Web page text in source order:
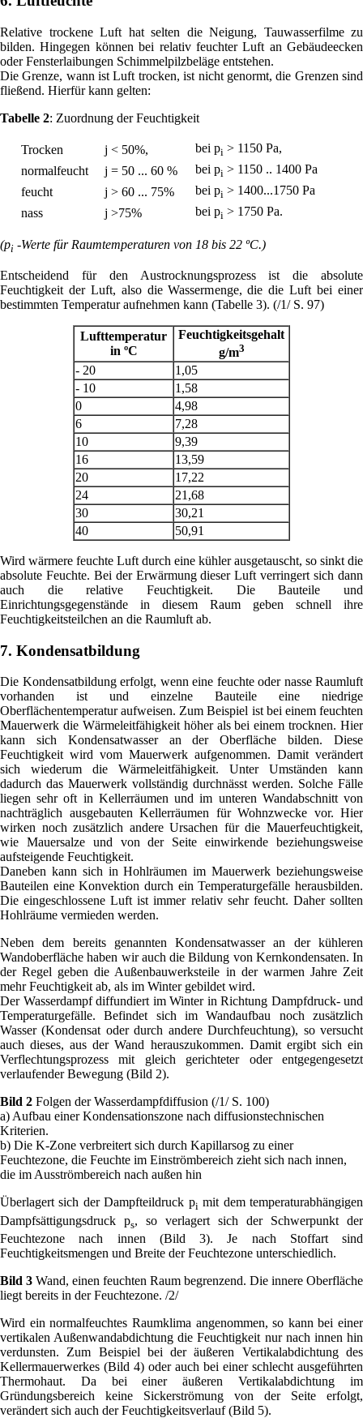
Relative trockene Luft hat selten die Neigung, Tauwasserfilme zu
bilden. Hingegen können bei relativ feuchter Luft an Gebäudeecken
oder Fensterlaibungen Schimmelpilzbeläge entstehen.
Die Grenze, wann ist Luft trocken, ist nicht genormt, die Grenzen sind
fließend. Hierfür kann gelten:
Tabelle 2: Zuordnung der Feuchtigkeit
Trocken j < 50%, bei pi > 1150 Pa,
normalfeucht
j = 50 ... 60 % bei pi > 1150 .. 1400 Pa
feucht
j > 60 ... 75% bei pi > 1400...1750 Pa
nass
j >75% bei pi > 1750 Pa.
(pi -Werte für Raumtemperaturen von 18 bis 22 ºC.)
Entscheidend für den Austrocknungsprozess ist die absolute
Feuchtigkeit der Luft, also die Wassermenge, die die Luft bei einer
bestimmten Temperatur aufnehmen kann (Tabelle 3). (/1/ S. 97)
Lufttemperatur
in ºC
Feuchtigkeitsgehalt
g/m3
- 20
1,05
- 10
1,58
0
4,98
6
7,28
10
9,39
16
13,59
20
17,22
24
21,68
30
30,21
40
50,91
Wird wärmere feuchte Luft durch eine kühler ausgetauscht, so sinkt die
absolute Feuchte. Bei der Erwärmung dieser Luft verringert sich dann
auch die relative Feuchtigkeit. Die Bauteile und
Einrichtungsgegenstände in diesem Raum geben schnell ihre
Feuchtigkeitsteilchen an die Raumluft ab.
7. Kondensatbildung
Die Kondensatbildung erfolgt, wenn eine feuchte oder nasse Raumluft
vorhanden ist und einzelne Bauteile eine niedrige
Oberflächentemperatur aufweisen. Zum Beispiel ist bei einem feuchten
Mauerwerk die Wärmeleitfähigkeit höher als bei einem trocknen. Hier
kann sich Kondensatwasser an der Oberfläche bilden. Diese
Feuchtigkeit wird vom Mauerwerk aufgenommen. Damit verändert
sich wiederum die Wärmeleitfähigkeit. Unter Umständen kann
dadurch das Mauerwerk vollständig durchnässt werden. Solche Fälle
liegen sehr oft in Kellerräumen und im unteren Wandabschnitt von
nachträglich ausgebauten Kellerräumen für Wohnzwecke vor. Hier
wirken noch zusätzlich andere Ursachen für die Mauerfeuchtigkeit,
wie Mauersalze und von der Seite einwirkende beziehungsweise
aufsteigende Feuchtigkeit.
Daneben kann sich in Hohlräumen im Mauerwerk beziehungsweise
Bauteilen eine Konvektion durch ein Temperaturgefälle herausbilden.
Die eingeschlossene Luft ist immer relativ sehr feucht. Daher sollten
Hohlräume vermieden werden.
Neben dem bereits genannten Kondensatwasser an der kühleren
Wandoberfläche haben wir auch die Bildung von Kernkondensaten. In
der Regel geben die Außenbauwerksteile in der warmen Jahre Zeit
mehr Feuchtigkeit ab, als im Winter gebildet wird.
Der Wasserdampf diffundiert im Winter in Richtung Dampfdruck- und
Temperaturgefälle. Befindet sich im Wandaufbau noch zusätzlich
Wasser (Kondensat oder durch andere Durchfeuchtung), so versucht
auch dieses, aus der Wand herauszukommen. Damit ergibt sich ein
Verflechtungsprozess mit gleich gerichteter oder entgegengesetzt
verlaufender Bewegung (Bild 2).
Bild 2 Folgen der Wasserdampfdiffusion (/1/ S. 100)
a) Aufbau einer Kondensationszone nach diffusionstechnischen
Kriterien.
b) Die K-Zone verbreitert sich durch Kapillarsog zu einer
Feuchtezone, die Feuchte im Einströmbereich zieht sich nach innen,
die im Ausströmbereich nach außen hin
Überlagert sich der Dampfteildruck pi mit dem temperaturabhängigen
Dampfsättigungsdruck ps, so verlagert sich der Schwerpunkt der
Feuchtezone nach innen (Bild 3). Je nach Stoffart sind
Feuchtigkeitsmengen und Breite der Feuchtezone unterschiedlich.
Bild 3 Wand, einen feuchten Raum begrenzend. Die innere Oberfläche
liegt bereits in der Feuchtezone. /2/
Wird ein normalfeuchtes Raumklima angenommen, so kann bei einer
vertikalen Außenwandabdichtung die Feuchtigkeit nur nach innen hin
verdunsten. Zum Beispiel bei der äußeren Vertikalabdichtung des
Kellermauerwerkes (Bild 4) oder auch bei einer schlecht ausgeführten
Thermohaut. Da bei einer äußeren Vertikalabdichtung im
Gründungsbereich keine Sickerströmung von der Seite erfolgt,
verändert sich auch der Feuchtigkeitsverlauf (Bild 5).